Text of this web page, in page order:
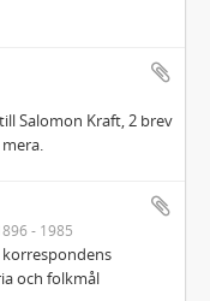
Salomon Kraft, 2 brev
- 1985
och folkmål